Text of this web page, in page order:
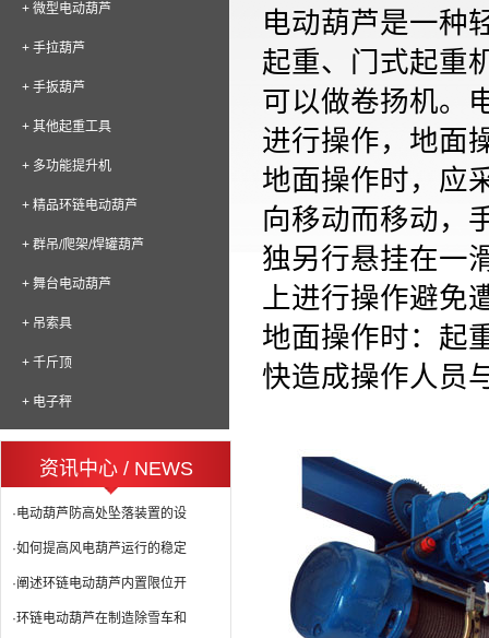
+ 微型电动葫芦
+ 手拉葫芦
+ 手扳葫芦
+ 其他起重工具
+ 多功能提升机
+ 精品环链电动葫芦
+ 群吊/爬架/焊罐葫芦
+ 舞台电动葫芦
+ 吊索具
+ 千斤顶
+ 电子秤
资讯中心 / NEWS
·电动葫芦防高处坠落装置的设
·如何提高风电葫芦运行的稳定
·阐述环链电动葫芦内置限位开
·环链电动葫芦在制造除雪车和
电动葫芦是一种
起重、门式起重
可以做卷扬机。
进行操作，地面
地面操作时，应
向移动而移动，
独另行悬挂在一
上进行操作避免
地面操作时：起
快造成操作人员